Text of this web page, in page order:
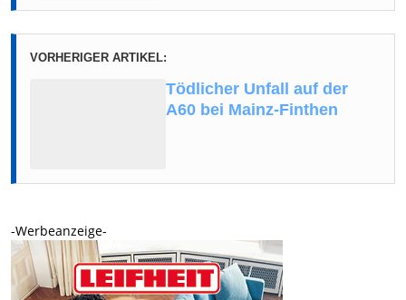
VORHERIGER ARTIKEL:
Tödlicher Unfall auf der
A60 bei Mainz-Finthen
-Werbeanzeige-